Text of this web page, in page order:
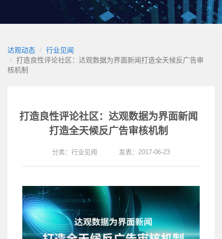
达观动态
行业见闻
打造良性评论社区：达观数据为界面新闻打造全天候反广告审
核机制
打造良性评论社区：达观数据为界面新闻
打造全天候反广告审核机制
分类： 行业见闻 发表：2017-06-23